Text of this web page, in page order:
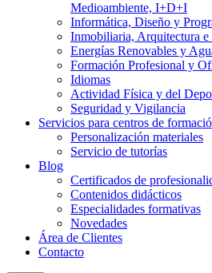
Medioambiente, I+D+I
Informática, Diseño y
Inmobiliaria, Arquitectura
Energías Renovables y
Formación Profesional y
Idiomas
Actividad Física y del
Seguridad y Vigilancia
Servicios para centros de
Personalización materiales
Servicio de tutorías
Blog
Certificados de
Contenidos didácticos
Especialidades formativas
Novedades
Área de Clientes
Contacto